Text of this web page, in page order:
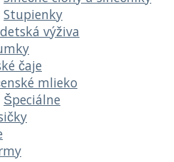
Stupienky
výživa
čaje
mlieko
Špeciálne